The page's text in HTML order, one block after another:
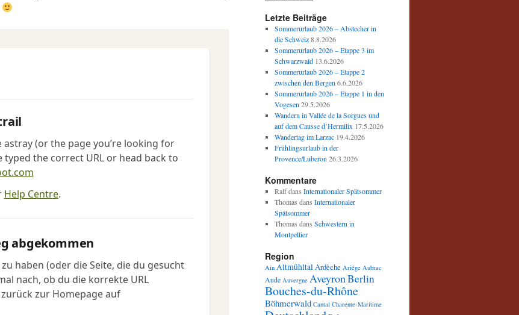
Letzte Beiträge
Sommerurlaub 2026 – Abstecher in
die Schweiz 8.8.2026
Sommerurlaub 2026 – Etappe 3 im
Schwarzwald 13.6.2026
Sommerurlaub 2026 – Etappe 2
zwischen den Bergen 6.6.2026
Sommerurlaub 2026 – Etappe 1 in den
Vogesen 29.5.2026
Wandern in Vallée de la Sorgues und
auf dem Causse d’Hermilix 17.5.2026
Wandertag im Larzac 19.4.2026
Frühlingsurlaub in der
Provence/Luberon 26.3.2026
Kommentare
Ralfdans Internationaler Spätsommer
Thomas dans Internationaler
Spätsommer
Thomas dans Schwestern in
Montpellier
Region
Ain AltmühltalArdèche Ariége Aubrac
Aude Auvergne AveyronBerlin
Bouches-du-Rhône
Böhmerwald Cantal Charente-Maritime